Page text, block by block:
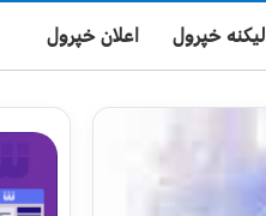
لیکنه خپرول اعلان خپرول